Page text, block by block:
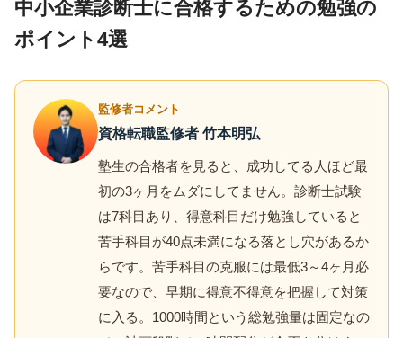
中小企業診断士に合格するための勉強の
ポイント4選
監修者コメント
資格転職監修者 竹本明弘
塾生の合格者を見ると、成功してる人ほど最
初の3ヶ月をムダにしてません。診断士試験
は7科目あり、得意科目だけ勉強していると
苦手科目が40点未満になる落とし穴があるか
らです。苦手科目の克服には最低3～4ヶ月必
要なので、早期に得意不得意を把握して対策
に入る。1000時間という総勉強量は固定なの